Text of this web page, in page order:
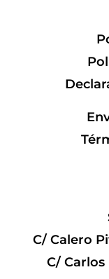
C/ Calero
C/ Carlos